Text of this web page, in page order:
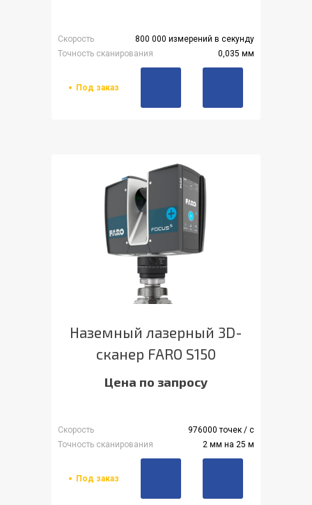
Скорость
800 000 измерений в секунду
Точность сканирования
0,035 мм
Под заказ
Наземный лазерный 3D-
сканер FARO S150
Цена по запросу
Скорость
976000 точек / с
Точность сканирования
2 мм на 25 м
Под заказ